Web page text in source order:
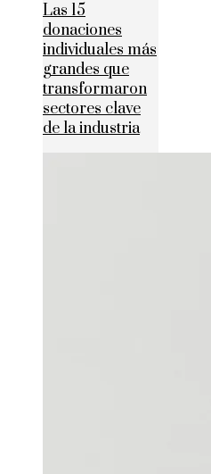
Las 15
donaciones
individuales más
grandes que
transformaron
sectores clave
de la industria